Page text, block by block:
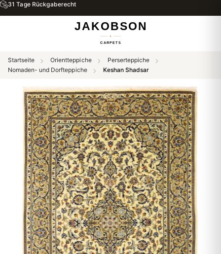
31 Tage Rückgaberecht
Startseite Orientteppiche
Perserteppiche
Nomaden- und Dorfteppiche
Keshan Shadsar